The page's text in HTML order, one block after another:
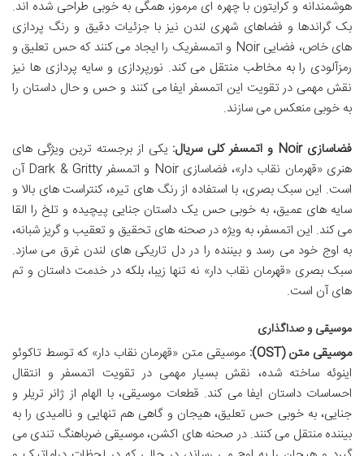
هوشمندانه و کرایتون با چهره ای مرموز، همگی به خوبی طراحی شده اند.
بک گراندها و فضاهای شهری لندن نیز با جزئیات دقیق و رنگ پردازی
های خاص، فضایی Noir و اتمسفریک را ایجاد می کنند که حس تعلیق و
رمزآلودی را به مخاطب منتقل می کند. نورپردازی و سایه پردازی ها نیز
نقش مهمی در تقویت این اتمسفر ایفا می کنند و حس و حال داستان را
به خوبی منعکس می سازند.
فضاسازی Noir و اتمسفر کلی سریال:
یکی از برجسته ترین ویژگی های
هنری «قهرمان نقاب دار»، فضاسازی Noir و اتمسفر Dark & Gritty آن
است. این سبک بصری، با استفاده از رنگ های تیره، کنتراست های بالا و
سایه های عمیق، به خوبی حس یک داستان جنایی پیچیده و تلخ را القا
می کند. این اتمسفر، به ویژه در صحنه های تحقیق و تعقیب و گریز شبانه،
به اوج خود می رسد و بیننده را در دل تاریکی های لندن غرق می سازد.
سبک بصری «قهرمان نقاب دار» نه تنها زیبا، بلکه در خدمت داستان و تم
های آن است.
موسیقی و صداگذاری
موسیقی متن (OST):
موسیقی متن «قهرمان نقاب دار» که توسط تاکوئو
اینوئه ساخته شده، نقش بسیار مهمی در تقویت اتمسفر و انتقال
احساسات داستان ایفا می کند. قطعات موسیقی، با الهام از ژانر تریلر و
جنایی، به خوبی حس تعلیق، هیجان و گاهی هم تنهایی و ناامیدی را به
بیننده منتقل می کنند. در صحنه های اکشن، موسیقی ضرباهنگ تندی می